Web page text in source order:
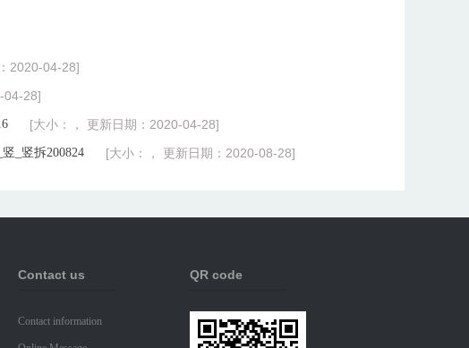
2020-04-28]
04-28]
[大小：， 更新日期：2020-04-28]
_竖拆200824 [大小：， 更新日期：2020-08-28]
Contact us
Contact information
QR code